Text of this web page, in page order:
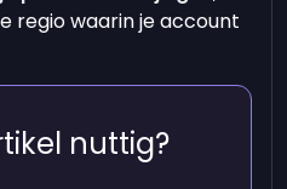
regio waarin je account
nuttig?